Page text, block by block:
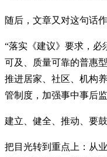
随后，文章又对这句话
“落实《建议》要求，
可及、质量可靠的普惠
推进居家、社区、机构
管制度，加强事中事后
建立、健全、推动、要
把目光转到重点上：从